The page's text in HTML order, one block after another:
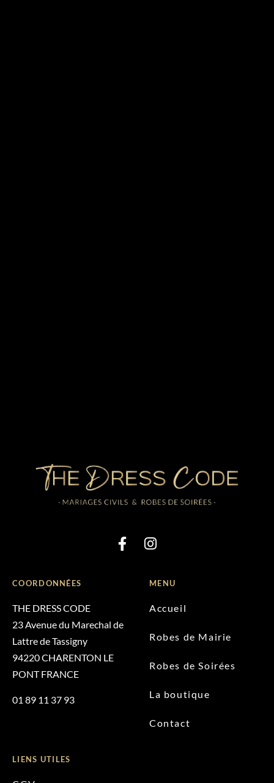
COORDONNÉES
THE DRESS CODE
23 Avenue du Marechal de
Lattre de Tassigny
94220 CHARENTON LE
PONT FRANCE
01 89 11 37 93
MENU
Accueil
Robes de Mairie
Robes de Soirées
La boutique
Contact
LIENS UTILES